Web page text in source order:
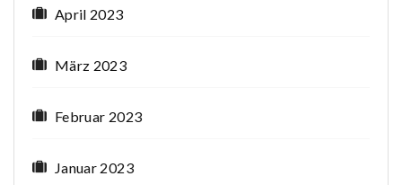
April 2023
März 2023
Februar 2023
Januar 2023